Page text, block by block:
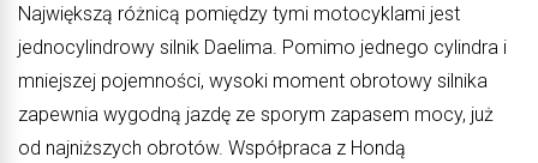
Największą różnicą pomiędzy tymi motocyklami jest
jednocylindrowy silnik Daelima. Pomimo jednego cylindra i
mniejszej pojemności, wysoki moment obrotowy silnika
zapewnia wygodną jazdę ze sporym zapasem mocy, już
od najniższych obrotów. Współpraca z Hondą